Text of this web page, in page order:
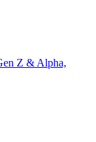
Z & Alpha,